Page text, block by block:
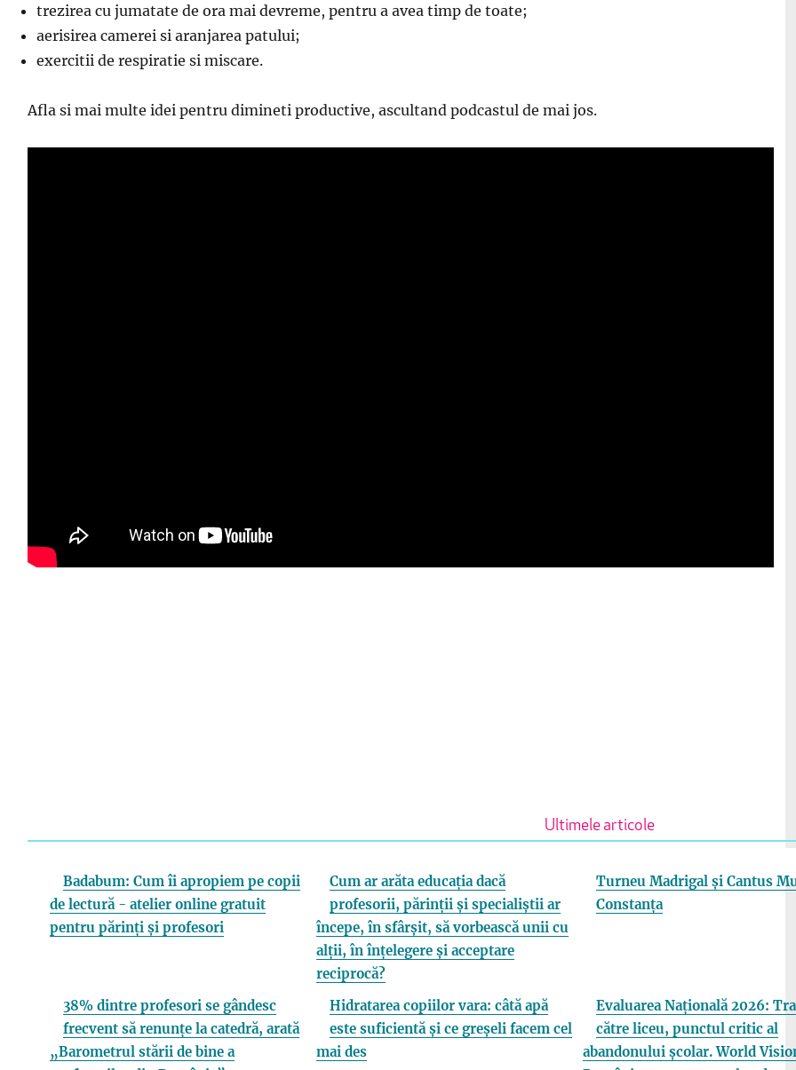
trezirea cu jumatate de ora mai devreme, pentru a avea timp de toate;
aerisirea camerei si aranjarea patului;
exercitii de respiratie si miscare.
Afla si mai multe idei pentru dimineti productive, ascultand podcastul de mai jos.
Ultimele articole
Badabum: Cum îi apropiem pe copii
de lectură - atelier online gratuit
pentru părinți și profesori
Cum ar arăta educația dacă
profesorii, părinții și specialiștii ar
începe, în sfârșit, să vorbească unii cu
alții, în înțelegere și acceptare
reciprocă?
Turneu Madrigal și Cantus
Constanța
38% dintre profesori se gândesc
frecvent să renunțe la catedră, arată
„Barometrul stării de bine a
Hidratarea copiilor vara: câtă apă
este suficientă și ce greșeli facem cel
mai des
Evaluarea Națională 2026:
către liceu, punctul critic al
abandonului școlar. World